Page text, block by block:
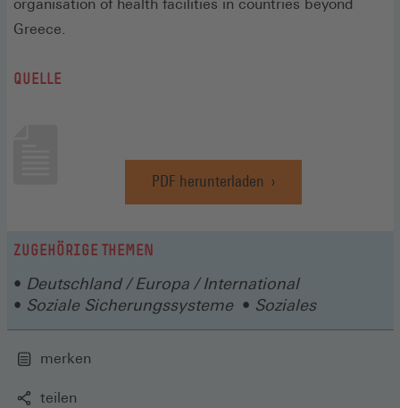
organisation of health facilities in countries beyond
Greece.
QUELLE
PDF herunterladen
(Öffnet
in
ZUGEHÖRIGE THEMEN
Deutschland / Europa / International
Soziale Sicherungssysteme
Soziales
merken
teilen